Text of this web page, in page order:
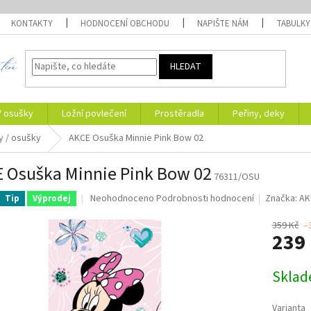
KONTAKTY HODNOCENÍ OBCHODU NAPIŠTE NÁM TABULKY
HLEDAT
osušky Ložní povlečení Prostěradla Peřiny, deky
/ osušky AKCE Osuška Minnie Pink Bow 02
Osuška Minnie Pink Bow 02 76311/OSU
Tip Výprodej
Průměrné
produktu
je
0,0
z
5
hvězdiček.
Neohodnoceno Podrobnosti hodnocení Značka:
359 Kč
239
cena: